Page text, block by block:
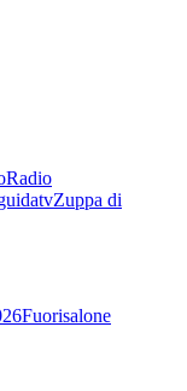
Radio
Zuppa di
Fuorisalone